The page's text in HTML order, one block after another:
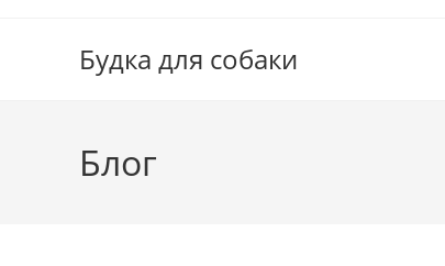
содержимомуБудка для собаки
Блог